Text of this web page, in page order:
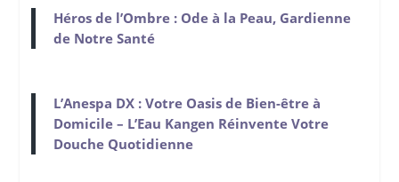
Héros de l’Ombre : Ode à la Peau, Gardienne
de Notre Santé
L’Anespa DX : Votre Oasis de Bien-être à
Domicile – L’Eau Kangen Réinvente Votre
Douche Quotidienne